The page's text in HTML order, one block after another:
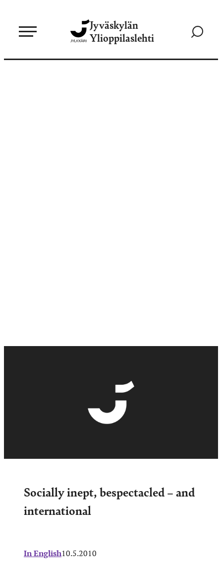
sisältöön
Jyväskylän
Ylioppilaslehti
Siirry
Socially inept, bespectacled – and
international
In English10.5.2010